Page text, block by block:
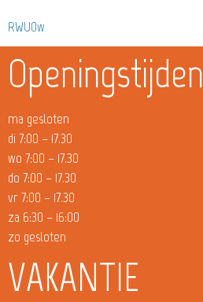
RWU0w
Openingstijden
ma gesloten
di 7:00 – 17.30
wo 7:00 – 17.30
do 7:00 – 17.30
vr 7:00 – 17.30
za 6:30 – 16:00
zo gesloten
VAKANTIE